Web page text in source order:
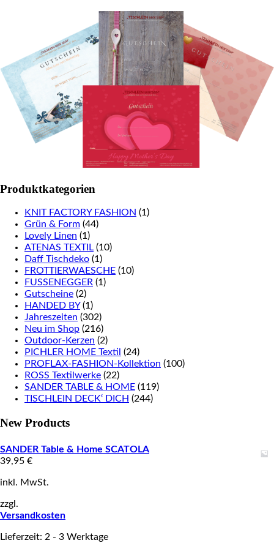
Produktkategorien
KNIT FACTORY FASHION (1)
Grün & Form (44)
Lovely Linen (1)
ATENAS TEXTIL (10)
Daff Tischdeko (1)
FROTTIERWAESCHE (10)
FUSSENEGGER (1)
Gutscheine (2)
HANDED BY (1)
Jahreszeiten (302)
Neu im Shop (216)
Outdoor-Kerzen (2)
PICHLER HOME Textil (24)
PROFLAX-FASHION-Kollektion (100)
ROSS Textilwerke (22)
SANDER TABLE & HOME (119)
TISCHLEIN DECK‘ DICH (244)
New Products
SANDER Table & Home SCATOLA
39,95 €
inkl. MwSt.
zzgl.
Versandkosten
Lieferzeit: 2 - 3 Werktage